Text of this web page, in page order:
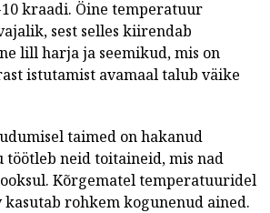
kraadi. Öine temperatuur
sest selles kiirendab
lill harja ja seemikud, mis on
istutamist avamaal talub väike
taimed on hakanud
töötleb neid toitaineid, mis nad
Kõrgematel temperatuuridel
kasutab rohkem kogunenud ained.